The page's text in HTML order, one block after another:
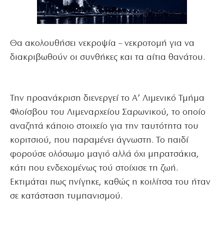
Θα ακολουθήσει νεκροψία – νεκροτομή για να
διακριβωθούν οι συνθήκες και τα αίτια θανάτου.
Την προανάκριση διενεργεί το Α’ Λιμενικό Τμήμα
Φλοίσβου του Λιμεναρχείου Σαρωνικού, το οποίο
αναζητά κάποιο στοιχείο για την ταυτότητα του
κοριτσιού, που παραμένει άγνωστη. Το παιδί
φορούσε ολόσωμο μαγιό αλλά όχι μπρατσάκια,
κάτι που ενδεχομένως τού στοίχισε τη ζωή.
Εκτιμάται πως πνίγηκε, καθώς η κοιλίτσα του ήταν
σε κατάσταση τυμπανισμού.